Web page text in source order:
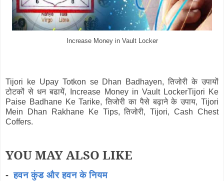
Increase Money in Vault Locker
Tijori ke Upay Totkon se Dhan Badhayen, तिजोरी के उपायों
टोटकों से धन बढायें, Increase Money in Vault LockerTijori Ke
Paise Badhane Ke Tarike, तिजोरी का पैसे बढ़ाने के उपाय, Tijori
Mein Dhan Rakhane Ke Tips, तिजोरी, Tijori, Cash Chest
Coffers.
YOU MAY ALSO LIKE
-हवन कुंड और हवन के नियम